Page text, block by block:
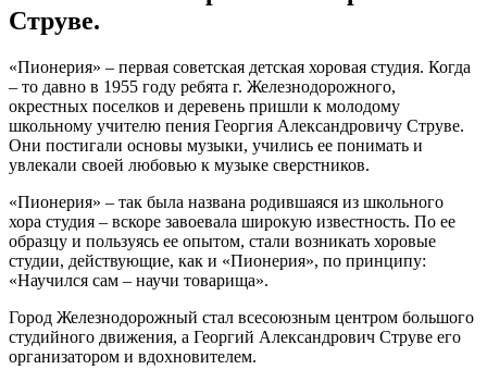
Струве.
«Пионерия» – первая советская детская хоровая студия. Когда
– то давно в 1955 году ребята г. Железнодорожного,
окрестных поселков и деревень пришли к молодому
школьному учителю пения Георгия Александровичу Струве.
Они постигали основы музыки, учились ее понимать и
увлекали своей любовью к музыке сверстников.
«Пионерия» – так была названа родившаяся из школьного
хора студия – вскоре завоевала широкую известность. По ее
образцу и пользуясь ее опытом, стали возникать хоровые
студии, действующие, как и «Пионерия», по принципу:
«Научился сам – научи товарища».
Город Железнодорожный стал всесоюзным центром большого
студийного движения, а Георгий Александрович Струве его
организатором и вдохновителем.